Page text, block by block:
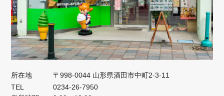
所在地
〒998-0044 山形県酒田市中町2-3-11
TEL
0234-26-7950